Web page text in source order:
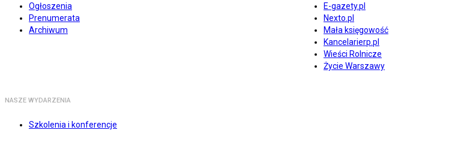
Ogłoszenia
Prenumerata
Archiwum
E-gazety.pl
Nexto.pl
Mała księgowość
Kancelarierp.pl
Wieści Rolnicze
Życie Warszawy
NASZE WYDARZENIA
Szkolenia i konferencje